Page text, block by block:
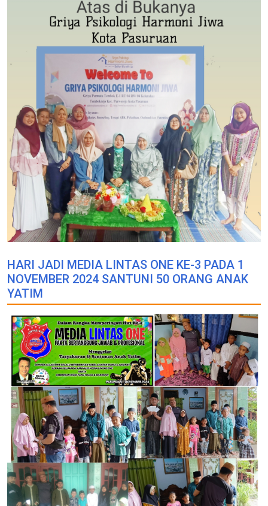
HARI JADI MEDIA LINTAS ONE KE-3 PADA 1
NOVEMBER 2024 SANTUNI 50 ORANG ANAK
YATIM